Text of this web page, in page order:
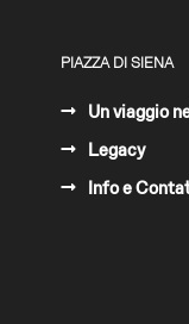
PIAZZA DI SIENA
Un viaggio
Legacy
Info e